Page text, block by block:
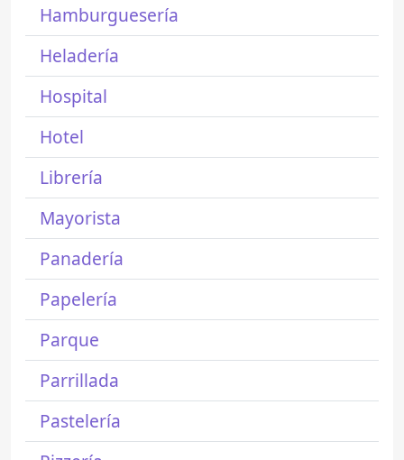
Hamburguesería
Heladería
Hospital
Hotel
Librería
Mayorista
Panadería
Papelería
Parque
Parrillada
Pastelería